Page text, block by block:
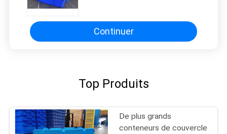
Continuer
Top Produits
De plus grands
conteneurs de couvercle